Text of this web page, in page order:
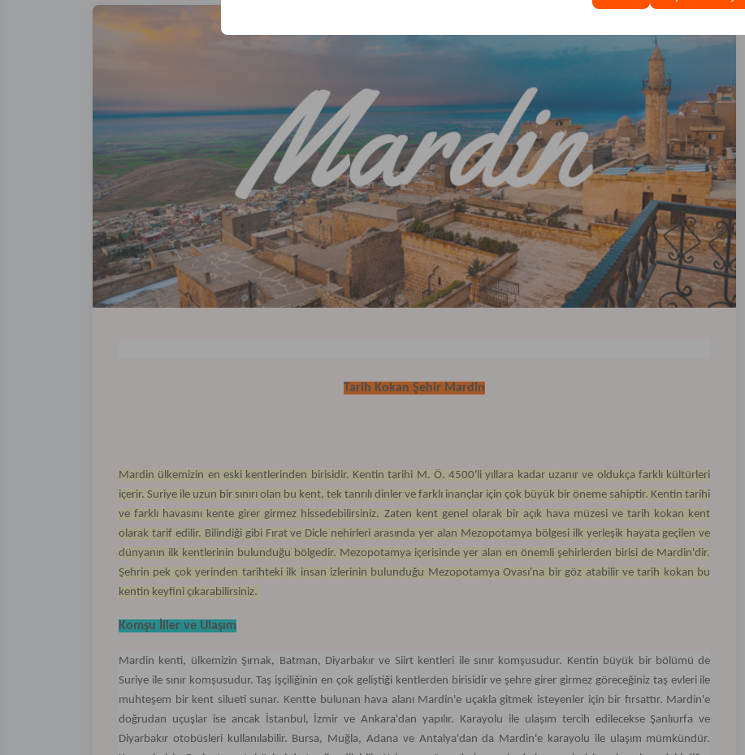
Tarih Kokan Şehir Mardin
Mardin ülkemizin en eski kentlerinden birisidir. Kentin tarihi M. Ö. 4500'li yıllara kadar uzanır ve oldukça farklı kültürleri
içerir. Suriye ile uzun bir sınırı olan bu kent, tek tanrılı dinler ve farklı inançlar için çok büyük bir öneme sahiptir. Kentin tarihi
ve farklı havasını kente girer girmez hissedebilirsiniz. Zaten kent genel olarak bir açık hava müzesi ve tarih kokan kent
olarak tarif edilir. Bilindiği gibi Fırat ve Dicle nehirleri arasında yer alan Mezopotamya bölgesi ilk yerleşik hayata geçilen ve
dünyanın ilk kentlerinin bulunduğu bölgedir. Mezopotamya içerisinde yer alan en önemli şehirlerden birisi de Mardin'dir.
Şehrin pek çok yerinden tarihteki ilk insan izlerinin bulunduğu Mezopotamya Ovası'na bir göz atabilir ve tarih kokan bu
kentin keyfini çıkarabilirsiniz.
Komşu İller ve Ulaşım
Mardin kenti, ülkemizin Şırnak, Batman, Diyarbakır ve Siirt kentleri ile sınır komşusudur. Kentin büyük bir bölümü de
Suriye ile sınır komşusudur. Taş işçiliğinin en çok geliştiği kentlerden birisidir ve şehre girer girmez göreceğiniz taş evleri ile
muhteşem bir kent silueti sunar. Kentte bulunan hava alanı Mardin'e uçakla gitmek isteyenler için bir fırsattır. Mardin'e
doğrudan uçuşlar ise ancak İstanbul, İzmir ve Ankara'dan yapılır. Karayolu ile ulaşım tercih edilecekse Şanlıurfa ve
Diyarbakır otobüsleri kullanılabilir. Bursa, Muğla, Adana ve Antalya'dan da Mardin'e karayolu ile ulaşım mümkündür.